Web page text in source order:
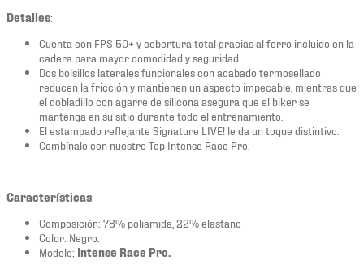
Detalles:
Cuenta con FPS 50+ y cobertura total gracias al forro incluido en la
cadera para mayor comodidad y seguridad.
Dos bolsillos laterales funcionales con acabado termosellado
reducen la fricción y mantienen un aspecto impecable, mientras que
el dobladillo con agarre de silicona asegura que el biker se
mantenga en su sitio durante todo el entrenamiento.
El estampado reflejante Signature LIVE! le da un toque distintivo.
Combínalo con nuestro Top Intense Race Pro.
Características:
Composición: 78% poliamida, 22% elastano
Color: Negro.
Modelo; Intense Race Pro.